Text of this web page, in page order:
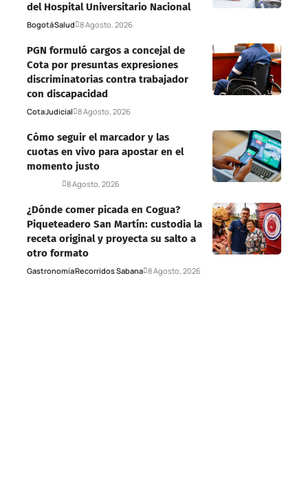
del Hospital Universitario Nacional
BogotáSalud 8 Agosto, 2026
PGN formuló cargos a concejal de
Cota por presuntas expresiones
discriminatorias contra trabajador
con discapacidad
CotaJudicial 8 Agosto, 2026
Cómo seguir el marcador y las
cuotas en vivo para apostar en el
momento justo
8 Agosto, 2026
¿Dónde comer picada en Cogua?
Piqueteadero San Martín: custodia la
receta original y proyecta su salto a
otro formato
GastronomíaRecorridos Sabana 8 Agosto, 2026